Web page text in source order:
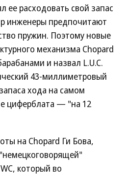
ее расходовать свой запас
инженеры предпочитают
пружин. Поэтому новые
механизма Chopard
и назвал L.U.C.
43-миллиметровый
хода на самом
циферблата — "на 12
на Chopard Ги Бова,
который во